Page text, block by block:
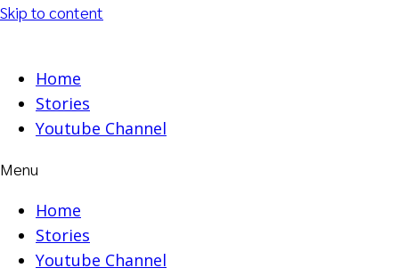
Skip to content
Home
Stories
Youtube Channel
Menu
Home
Stories
Youtube Channel